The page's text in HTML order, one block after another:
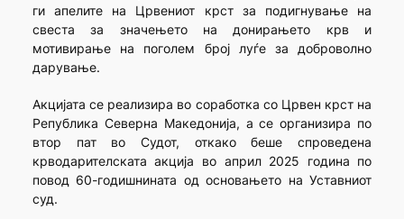
ги апелите на Црвениот крст за подигнување на
свеста за значењето на донирањето крв и
мотивирање на поголем број луѓе за доброволно
дарување.
Акцијата се реализира во соработка со Црвен крст на
Република Северна Македонија, а се организира по
втор пат во Судот, откако беше спроведена
крводарителската акција во април 2025 година по
повод 60-годишнината од основањето на Уставниот
суд.